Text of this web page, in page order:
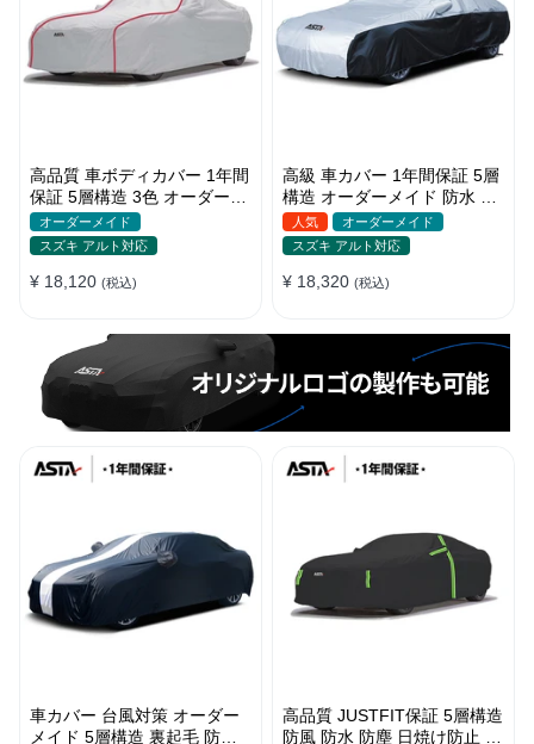
高品質 車ボディカバー 1年間
保証 5層構造 3色 オーダーメ
イド 裏起毛 防風防水 四季
オーダーメイド
スズキ アルト対応
¥ 18,120 (税込)
高級 車カバー 1年間保証 5層
構造 オーダーメイド 防水 裏
起毛 台風対策 黄砂対策 車種
専用
人気
オーダーメイド
スズキ アルト対応
¥ 18,320 (税込)
車カバー 台風対策 オーダー
メイド 5層構造 裏起毛 防水
高品質 JUSTFIT保証 5層構造
防風 防水 防塵 日焼け防止 高